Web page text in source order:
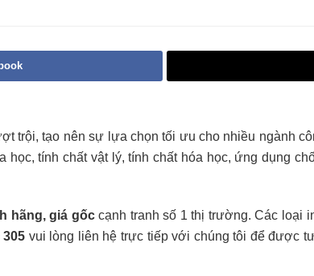
trội, tạo nên sự lựa chọn tối ưu cho nhiều ngành
học, tính chất vật lý, tính chất hóa học, ứng dụng
hãng, giá gốccạnh tranh số 1 thị trường. Các loại
vui lòng liên hệ trực tiếp với chúng tôi để được